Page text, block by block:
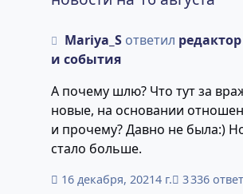
Mariya_S ответил редактор
и события
А почему шлю? Что тут за
новые, на основании
и прочему? Давно не была:) Но агрессии явно
стало больше.
16 декабря, 20214 г. 3 336